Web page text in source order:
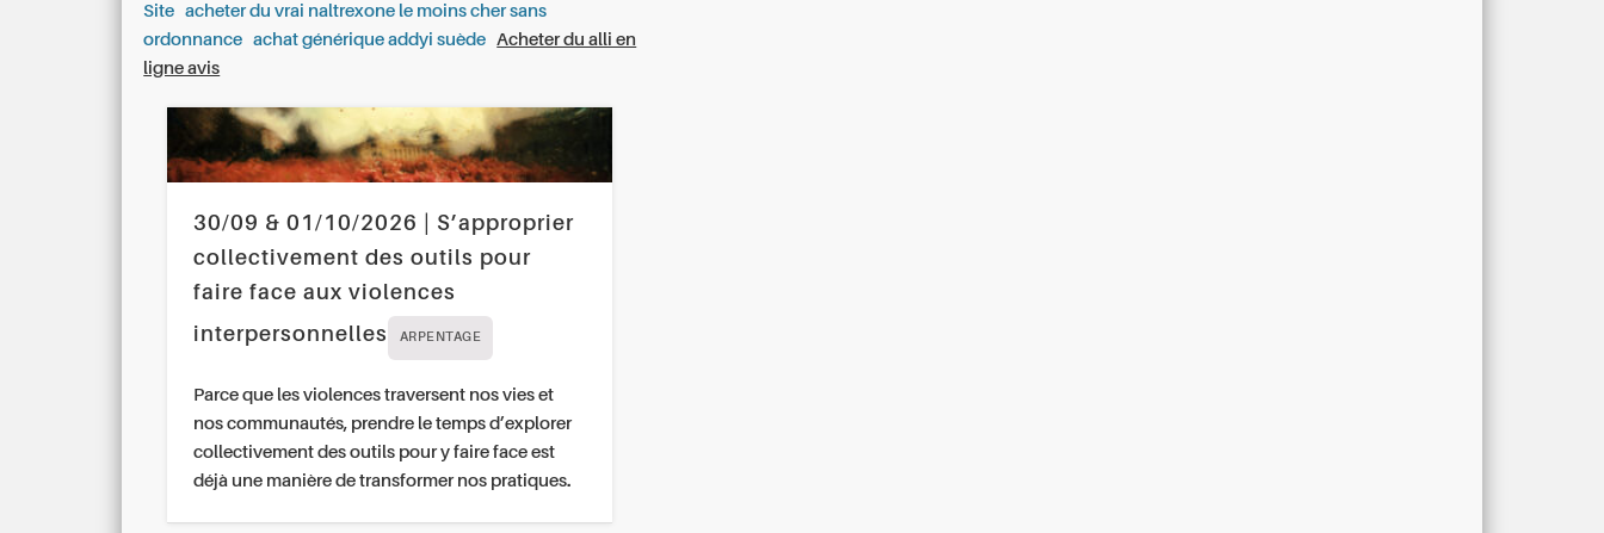
Site
acheter du vrai naltrexone le moins cher sans
ordonnance
achat générique addyi suède
Acheter du alli en
ligne avis
30/09 & 01/10/2026 | S’approprier
collectivement des outils pour
faire face aux violences
interpersonnelles
ARPENTAGE
Parce que les violences traversent nos vies et
nos communautés, prendre le temps d’explorer
collectivement des outils pour y faire face est
déjà une manière de transformer nos pratiques.